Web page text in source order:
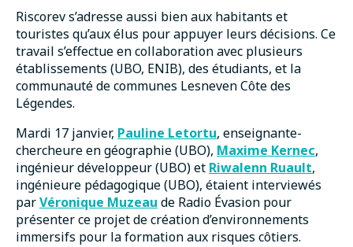
Riscorev s’adresse aussi bien aux habitants et
touristes qu’aux élus pour appuyer leurs décisions. Ce
travail s’effectue en collaboration avec plusieurs
établissements (UBO, ENIB), des étudiants, et la
communauté de communes Lesneven Côte des
Légendes.
Mardi 17 janvier, Pauline Letortu, enseignante-
chercheure en géographie (UBO), Maxime Kernec,
ingénieur développeur (UBO) et Riwalenn Ruault,
ingénieure pédagogique (UBO), étaient interviewés
parVéronique Muzeau de Radio Évasion pour
présenter ce projet de création d’environnements
immersifs pour la formation aux risques côtiers.